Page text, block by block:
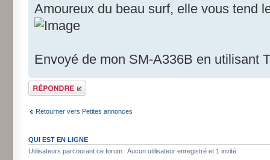
Amoureux du beau surf, elle vous tend
Envoyé de mon SM-A336B en utilisant
Répondre
Retourner vers Petites annonces
QUI EST EN LIGNE
Utilisateurs parcourant ce forum : Aucun utilisateur enregistré et 1 invité